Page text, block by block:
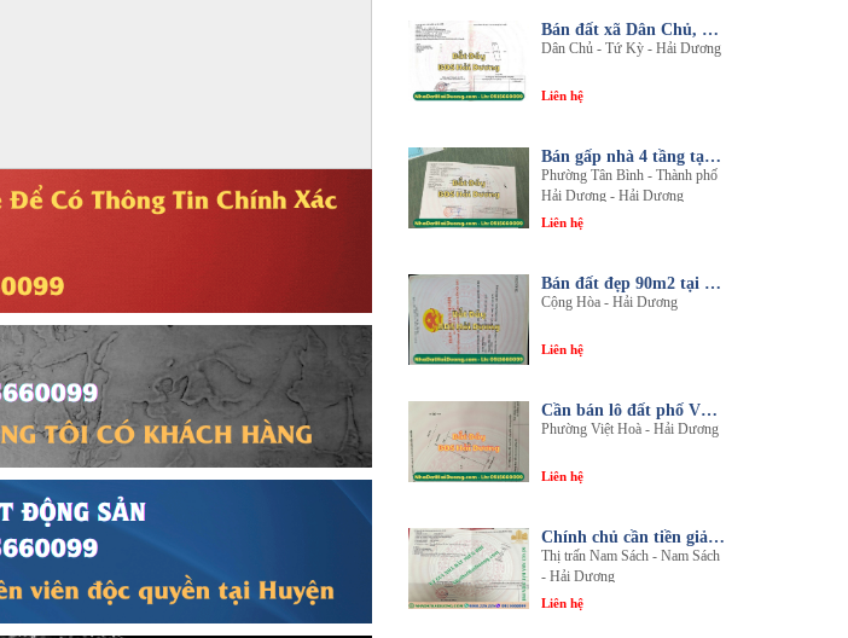
Bán đất xã Dân Chủ, Tứ Kỳ, Hải Dương - Diện tích 214m2 - Mặt tiền 8.5m - nhadathaiduong.com
Dân Chủ - Tứ Kỳ - Hải Dương
Liên hệ
Bán gấp nhà 4 tầng tại khu đô thị An Phú 2 - Nội thất gỗ lim sang trọng
Phường Tân Bình - Thành phố
Hải Dương - Hải Dương
Liên hệ
Bán đất đẹp 90m2 tại thôn An Điền, xã Cộng Hòa, huyện Nam Sách, tỉnh Hải Dương
Cộng Hòa - Hải Dương
Liên hệ
Cần bán lô đất phố Văn, phường Việt Hòa, thành phố Hải Dương
Phường Việt Hoà - Hải Dương
Liên hệ
Chính chủ cần tiền giải quyết công việc bán gấp 1 trong 3 lô đất sổ đỏ chính chủ
Thị trấn Nam Sách - Nam Sách
- Hải Dương
Liên hệ